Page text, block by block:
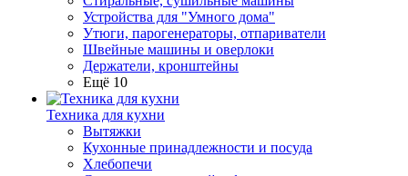
Устройства для "Умного дома"
Утюги, парогенераторы, отпариватели
Швейные машины и оверлоки
Держатели, кронштейны
Ещё 10
Техника для кухни
Вытяжки
Кухонные принадлежности и посуда
Хлебопечи